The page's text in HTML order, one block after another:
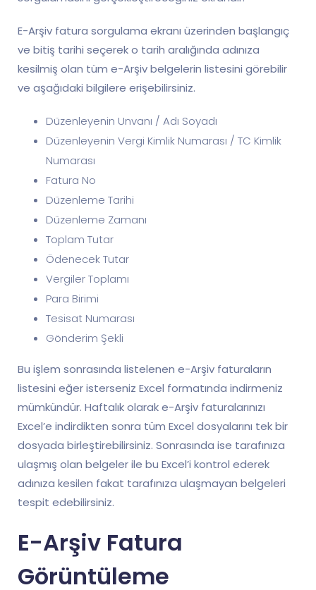
E-Arşiv fatura sorgulama ekranı üzerinden başlangıç
ve bitiş tarihi seçerek o tarih aralığında adınıza
kesilmiş olan tüm e-Arşiv belgelerin listesini görebilir
ve aşağıdaki bilgilere erişebilirsiniz.
Düzenleyenin Unvanı / Adı Soyadı
Düzenleyenin Vergi Kimlik Numarası / TC Kimlik
Numarası
Fatura No
Düzenleme Tarihi
Düzenleme Zamanı
Toplam Tutar
Ödenecek Tutar
Vergiler Toplamı
Para Birimi
Tesisat Numarası
Gönderim Şekli
Bu işlem sonrasında listelenen e-Arşiv faturaların
listesini eğer isterseniz Excel formatında indirmeniz
mümkündür. Haftalık olarak e-Arşiv faturalarınızı
Excel’e indirdikten sonra tüm Excel dosyalarını tek bir
dosyada birleştirebilirsiniz. Sonrasında ise tarafınıza
ulaşmış olan belgeler ile bu Excel’i kontrol ederek
adınıza kesilen fakat tarafınıza ulaşmayan belgeleri
tespit edebilirsiniz.
E-Arşiv Fatura
Görüntüleme